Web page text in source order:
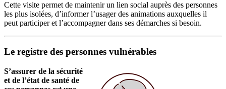
Cette visite permet de maintenir un lien social auprès des personnes
les plus isolées, d’informer l’usager des animations auxquelles il
peut participer et l’accompagner dans ses démarches si besoin.
Le registre des personnes vulnérables
S’assurer de la sécurité
et de l’état de santé de